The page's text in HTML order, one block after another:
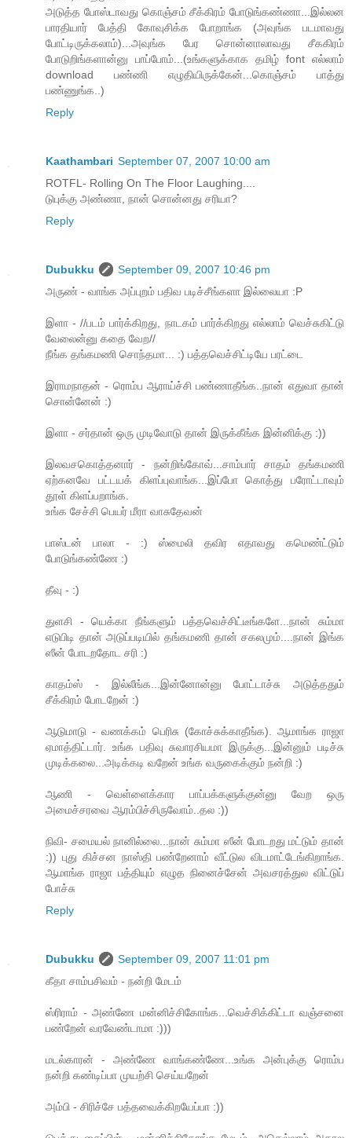
அடுத்த போஸ்டாவது கொஞ்சம் சீக்கிரம் போடுங்கண்ணா...இல்லன
பாரதியார் பேத்தி கோவுசிக்க போறாங்க (அவுங்க படமாவது
போட்டிருக்கலாம்)...அவுங்க பேர சொன்னாலாவது சீககிரம்
போடுறிங்களான்னு பாப்போம்...(உங்களுக்காக தமிழ் font எல்லாம்
download பண்ணி எழுதியிருக்கேன்...கொஞ்சம் பாத்து
பண்ணுங்க..)
Reply
Kaathambari September 07, 2007 10:00 am
ROTFL- Rolling On The Floor Laughing....
டுபுக்கு அண்ணா, நான் சொன்னது சரியா?
Reply
Dubukku
September 09, 2007 10:46 pm
அருண் - வாங்க அப்புறம் பதிவ படிச்சீங்களா இல்லையா :P
இளா - //படம் பார்க்கிறது, நாடகம் பார்க்கிறது எல்லாம் வெச்சுகிட்டு
வேலைன்னு கதை வேற//
நீங்க தங்கமணி சொந்தமா... :) பத்தவெச்சிட்டியே பரட்டை
இராமநாதன் - ரொம்ப ஆராய்ச்சி பண்ணாதீங்க..நான் எதுவா தான்
சொன்னேன் :)
இளா - சர்தான் ஒரு முடிவோடு தான் இருக்கீங்க இன்னிக்கு :))
இலவசகொத்தனார் - நன்றிங்கோவ்...சாம்பார் சாதம் தங்கமணி
ஏற்கனவே பட்டயக் கிளப்புவாங்க...இப்போ கொத்து பரோட்டாவும்
தூள் கிளப்பறாங்க.
உங்க சேச்சி பெயர் மீரா வாசுதேவன்
பாஸ்டன் பாலா - :) ஸ்மைலி தவிர எதாவது கமெண்ட்டும்
போடுங்கண்ணே :)
தீவு - :)
துளசி - யெக்கா நீங்களும் பத்தவெச்சிட்டீங்களே...நான் சும்மா
எடுபிடி தான் அடுப்படியில் தங்கமணி தான் சகலமும்....நான் இங்க
ஸீன் போடறதோட சரி :)
காதம்ஸ் - இல்லீங்க...இன்னோன்னு போட்டாச்சு அடுத்ததும்
சீக்கிரம் போடறேன் :)
ஆடுமாடு - வணக்கம் பெரிசு (கோச்சுக்காதீங்க). ஆமாங்க ராஜா
ஏமாத்திட்டார். உங்க பதிவு சுவாரசியமா இருக்கு...இன்னும் படிச்சு
முடிக்கலை...அடிக்கடி வறேன் உங்க வருகைக்கும் நன்றி :)
ஆணி - வெள்ளைக்கார பாப்பக்களுக்குன்னு வேற ஒரு
அமைச்சரவை ஆரம்பிச்சிருவோம்..தல :))
நிவி- சமையல் நானில்லை...நான் சும்மா ஸீன் போடறது மட்டும் தான்
:)) புது கிச்சன நாஸ்தி பண்றேனாம் வீட்டுல விடமாட்டேங்கிறாங்க.
ஆமாங்க ராஜா பத்தியும் எழுத நினைச்சேன் அவசரத்துல விட்டுப்
போச்சு
Reply
Dubukku
September 09, 2007 11:01 pm
கீதா சாம்பசிவம் - நன்றி மேடம்
ஸ்ரிராம் - அண்ணே மன்னிச்சிகோங்க...வெச்சிக்கிட்டா வஞ்சனை
பண்றேன் வரவேண்டாமா :)))
மடல்காரன் - அண்ணே வாங்கண்ணே...உங்க அன்புக்கு ரொம்ப
நன்றி கண்டிப்பா முயற்சி செய்யறேன்
அம்பி - சிரிச்சே பத்தவைக்கிறயேப்பா :))